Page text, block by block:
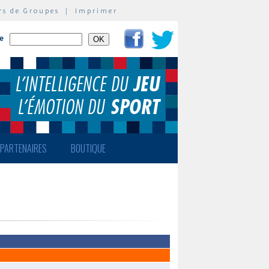
de Groupes | Imprimer
PARTENAIRES BOUTIQUE